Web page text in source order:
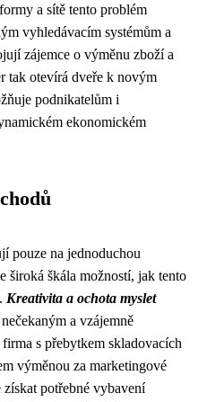
a sítě tento problém
vyhledávacím systémům a
zájemce o výměnu zboží a
tak otevírá dveře k novým
podnikatelům i
ekonomickém
pouze na jednoduchou
široká škála možností, jak tento
Kreativita a ochota myslet
a vzájemně
s přebytkem skladovacích
výměnou za marketingové
potřebné vybavení